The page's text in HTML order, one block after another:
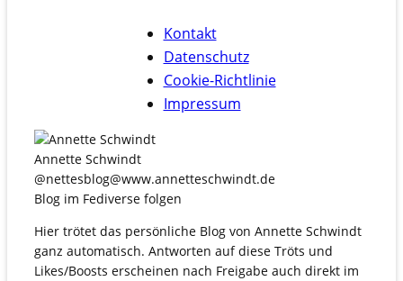
Kontakt
Datenschutz
Cookie-Richtlinie
Impressum
Annette Schwindt
@nettesblog@www.annetteschwindt.de
Blog im Fediverse folgen
Hier trötet das persönliche Blog von Annette Schwindt
ganz automatisch. Antworten auf diese Tröts und
Likes/Boosts erscheinen nach Freigabe auch direkt im